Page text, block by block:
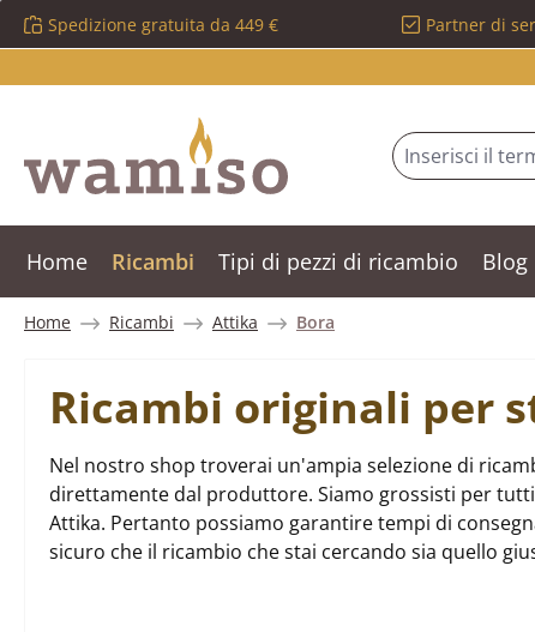
al contenuto principale
Salta alla ricerca
Passa alla navigazione principale
Spedizione gratuita da 449 € Partner di
Home Ricambi Tipi di pezzi di ricambio Blog
Home Ricambi Attika Bora
Ricambi originali per
Nel nostro shop troverai un'ampia selezione di
direttamente dal produttore. Siamo grossisti per
Attika. Pertanto possiamo garantire tempi di
sicuro che il ricambio che stai cercando sia quello